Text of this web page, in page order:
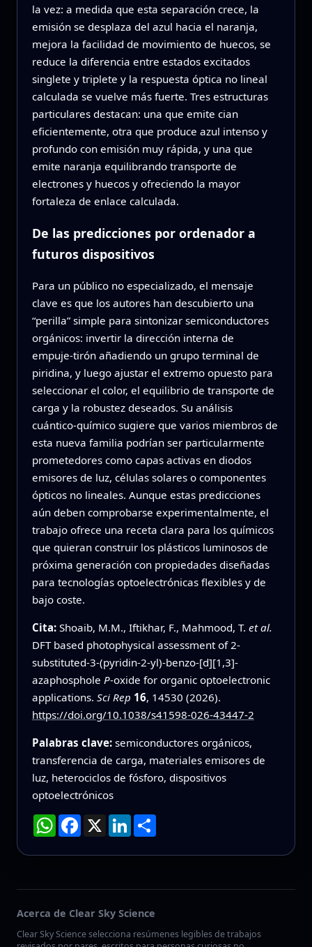
la vez: a medida que esta separación crece, la
emisión se desplaza del azul hacia el naranja,
mejora la facilidad de movimiento de huecos, se
reduce la diferencia entre estados excitados
singlete y triplete y la respuesta óptica no lineal
calculada se vuelve más fuerte. Tres estructuras
particulares destacan: una que emite cian
eficientemente, otra que produce azul intenso y
profundo con emisión muy rápida, y una que
emite naranja equilibrando transporte de
electrones y huecos y ofreciendo la mayor
fortaleza de enlace calculada.
De las predicciones por ordenador a
futuros dispositivos
Para un público no especializado, el mensaje
clave es que los autores han descubierto una
“perilla” simple para sintonizar semiconductores
orgánicos: invertir la dirección interna de
empuje‑tirón añadiendo un grupo terminal de
piridina, y luego ajustar el extremo opuesto para
seleccionar el color, el equilibrio de transporte de
carga y la robustez deseados. Su análisis
cuántico‑químico sugiere que varios miembros de
esta nueva familia podrían ser particularmente
prometedores como capas activas en diodos
emisores de luz, células solares o componentes
ópticos no lineales. Aunque estas predicciones
aún deben comprobarse experimentalmente, el
trabajo ofrece una receta clara para los químicos
que quieran construir los plásticos luminosos de
próxima generación con propiedades diseñadas
para tecnologías optoelectrónicas flexibles y de
bajo coste.
Cita: Shoaib, M.M., Iftikhar, F., Mahmood, T. et al.
DFT based photophysical assessment of 2-
substituted-3-(pyridin-2-yl)-benzo-[d][1,3]-
azaphosphole P-oxide for organic optoelectronic
applications. Sci Rep 16, 14530 (2026).
https://doi.org/10.1038/s41598-026-43447-2
Palabras clave: semiconductores orgánicos,
transferencia de carga, materiales emisores de
luz, heterociclos de fósforo, dispositivos
optoelectrónicos
WhatsApp
Facebook
X LinkedInCompartir
Acerca de Clear Sky Science
Clear Sky Science selecciona resúmenes legibles de trabajos